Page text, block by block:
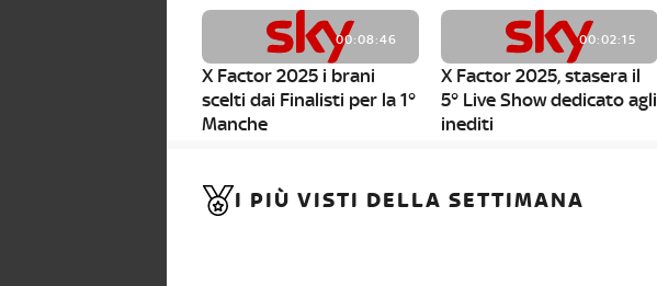
00:08:46
X Factor 2025 i brani
scelti dai Finalisti per la 1°
Manche
00:02:15
X Factor 2025, stasera il
5° Live Show dedicato agli
inediti
I PIÙ VISTI DELLA SETTIMANA